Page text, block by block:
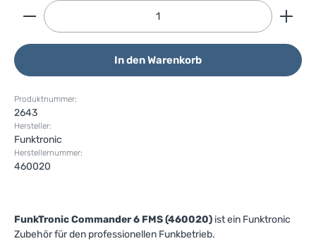
Produkt Anzahl: Gib den gewünschten Wert ein
In den Warenkorb
Produktnummer:
2643
Hersteller:
Funktronic
Herstellernummer:
460020
FunkTronic Commander 6 FMS (460020) ist ein Funktronic
Zubehör für den professionellen Funkbetrieb.